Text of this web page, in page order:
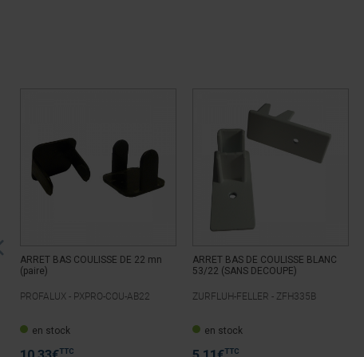
ARRET BAS COULISSE DE 22 mn
(paire)
PROFALUX - PXPRO-COU-AB22
en stock
TTC
ARRET BAS DE COULISSE BLANC
53/22 (SANS DECOUPE)
ZURFLUH-FELLER - ZFH335B
en stock
TTC